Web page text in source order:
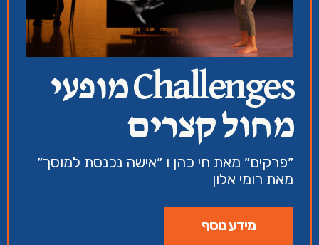
Challenges מופעי
מחול קצרים
״פרקים״ מאת חי כהן ו ״אישה נכנסת למוסך״
מאת רומי אלון
מידע נוסף